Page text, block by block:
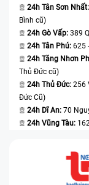
24h Tân Sơn Nhất:
Bình cũ)
24h Gò Vấp: 389
24h Tân Phú: 625
24h Tăng Nhơn
Thủ Đức cũ)
24h Thủ Đức: 256
Đức Cũ)
24h Dĩ An: 70
24h Vũng Tàu: